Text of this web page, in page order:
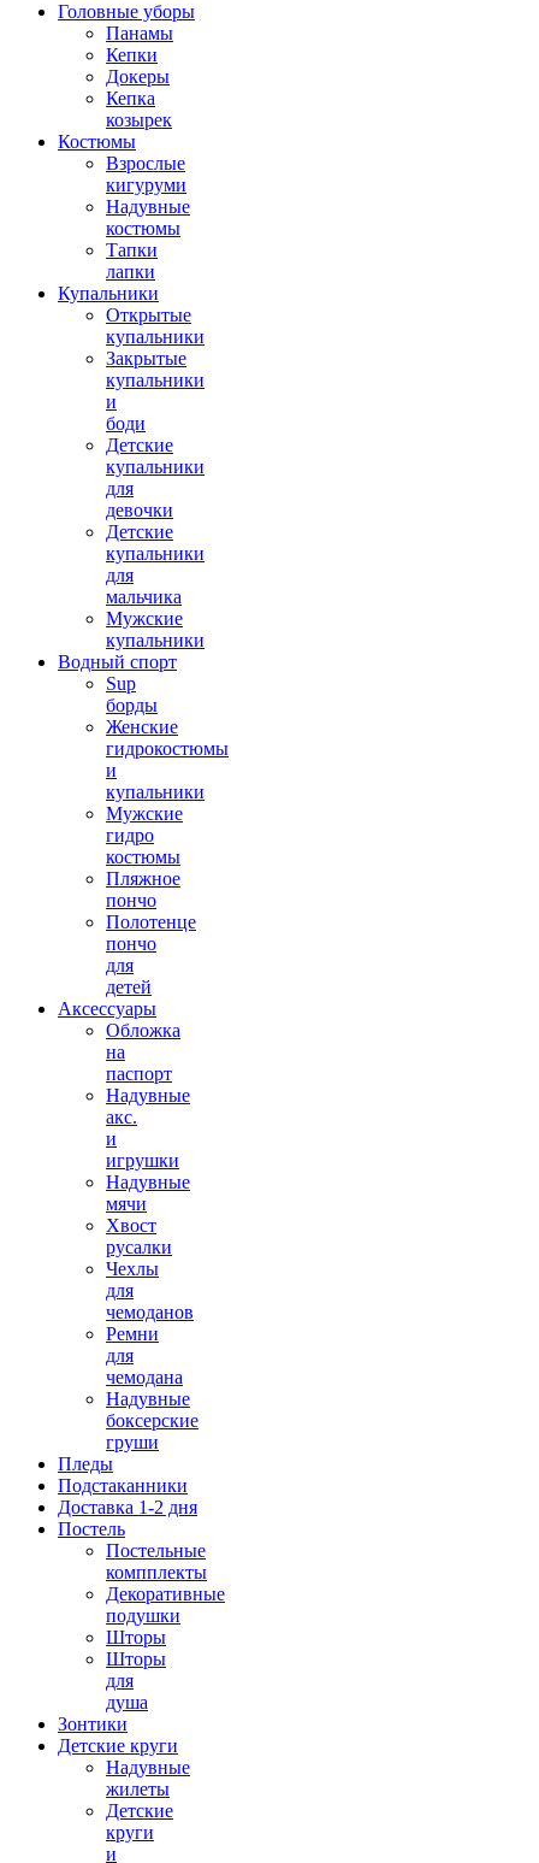
Головные уборы
Панамы
Кепки
Докеры
Кепка
козырек
Костюмы
Взрослые
кигуруми
Надувные
костюмы
Тапки
лапки
Купальники
Открытые
купальники
Закрытые
купальники
и
боди
Детские
купальники
для
девочки
Детские
купальники
для
мальчика
Мужские
купальники
Водный спорт
Sup
борды
Женские
гидрокостюмы
и
купальники
Мужские
гидро
костюмы
Пляжное
пончо
Полотенце
пончо
для
детей
Аксессуары
Обложка
на
паспорт
Надувные
акс.
и
игрушки
Надувные
мячи
Хвост
русалки
Чехлы
для
чемоданов
Ремни
для
чемодана
Надувные
боксерские
груши
Пледы
Подстаканники
Доставка 1-2 дня
Постель
Постельные
компплекты
Декоративные
подушки
Шторы
Шторы
для
душа
Зонтики
Детские круги
Надувные
жилеты
Детские
круги
и